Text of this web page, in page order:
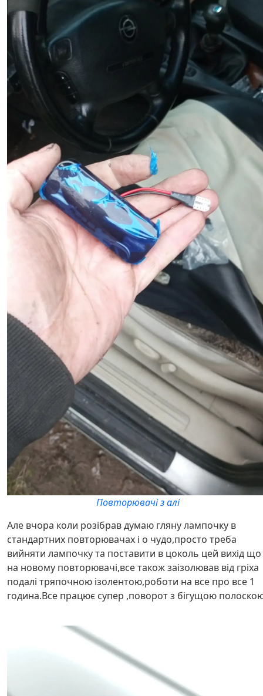
Повторювачі з алі
Але вчора коли розібрав думаю гляну лампочку в
стандартних повторювачах і о чудо,просто треба
вийняти лампочку та поставити в цоколь цей вихід що
на новому повторювачі,все також заізолював від гріха
подалі тряпочною ізолентою,роботи на все про все 1
година.Все працює супер ,поворот з бігущою